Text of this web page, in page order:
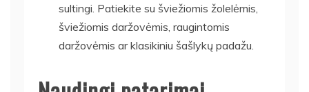
sultingi. Patiekite su šviežiomis žolelėmis,
šviežiomis daržovėmis, raugintomis
daržovėmis ar klasikiniu šašlykų padažu.